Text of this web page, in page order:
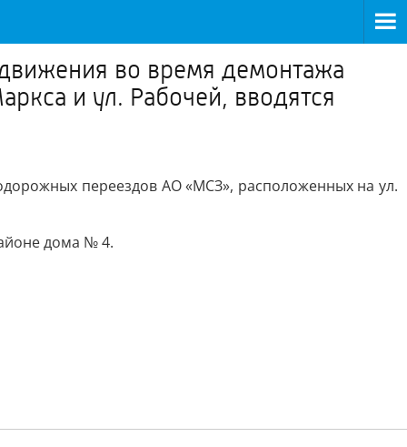
во время демонтажа
и ул. Рабочей, вводятся
переездов АО «МСЗ», расположенных на ул.
дома № 4.